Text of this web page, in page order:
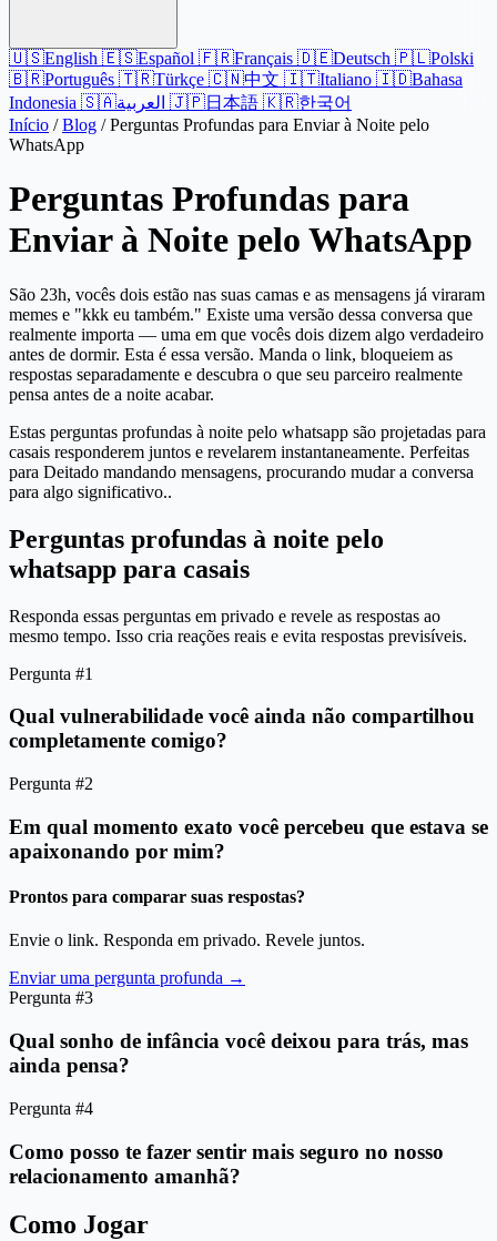
🇺🇸English 🇪🇸Español 🇫🇷Français 🇩🇪Deutsch 🇵🇱Polski
🇧🇷Português 🇹🇷Türkçe 🇨🇳中文 🇮🇹Italiano 🇮🇩Bahasa
Indonesia 🇸🇦 🇯🇵日本語 🇰🇷한국어
Início / Blog / Perguntas Profundas para Enviar à Noite pelo
WhatsApp
Perguntas Profundas para
Enviar à Noite pelo WhatsApp
São 23h, vocês dois estão nas suas camas e as mensagens já viraram
memes e "kkk eu também." Existe uma versão dessa conversa que
realmente importa — uma em que vocês dois dizem algo verdadeiro
antes de dormir. Esta é essa versão. Manda o link, bloqueiem as
respostas separadamente e descubra o que seu parceiro realmente
pensa antes de a noite acabar.
Estas perguntas profundas à noite pelo whatsapp são projetadas para
casais responderem juntos e revelarem instantaneamente. Perfeitas
para Deitado mandando mensagens, procurando mudar a conversa
para algo significativo..
Perguntas profundas à noite pelo
whatsapp para casais
Responda essas perguntas em privado e revele as respostas ao
mesmo tempo. Isso cria reações reais e evita respostas previsíveis.
Pergunta #1
Qual vulnerabilidade você ainda não compartilhou
completamente comigo?
Pergunta #2
Em qual momento exato você percebeu que estava se
apaixonando por mim?
Prontos para comparar suas respostas?
Envie o link. Responda em privado. Revele juntos.
Enviar uma pergunta profunda →
Pergunta #3
Qual sonho de infância você deixou para trás, mas
ainda pensa?
Pergunta #4
Como posso te fazer sentir mais seguro no nosso
relacionamento amanhã?
Como Jogar